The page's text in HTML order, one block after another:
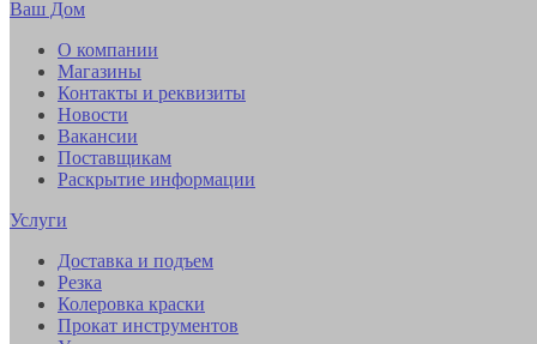
Ваш Дом
О компании
Магазины
Контакты и реквизиты
Новости
Вакансии
Поставщикам
Раскрытие информации
Услуги
Доставка и подъем
Резка
Колеровка краски
Прокат инструментов